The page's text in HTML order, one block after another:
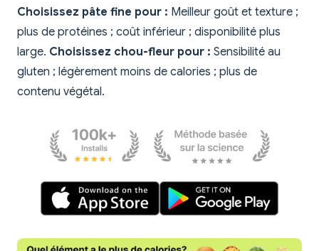
Choisissez pâte fine pour : Meilleur goût et texture ;
plus de protéines ; coût inférieur ; disponibilité plus
large. Choisissez chou-fleur pour : Sensibilité au
gluten ; légèrement moins de calories ; plus de
contenu végétal.